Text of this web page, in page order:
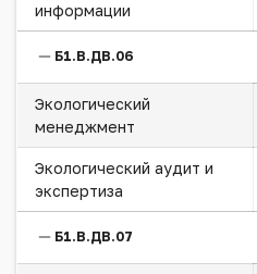
информации
Б1.В.ДВ.06
Экологический
менеджмент
Экологический аудит и
экспертиза
Б1.В.ДВ.07